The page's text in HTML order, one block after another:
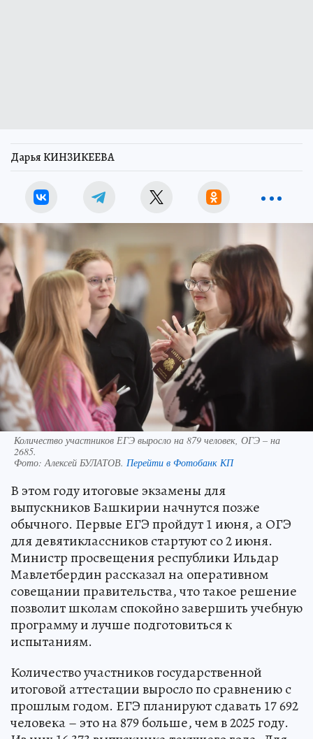
Дарья КИНЗИКЕЕВА
Количество участников ЕГЭ выросло на 879 человек, ОГЭ – на
2685.
Фото:Алексей БУЛАТОВ. Перейти в Фотобанк КП
В этом году итоговые экзамены для
выпускников Башкирии начнутся позже
обычного. Первые ЕГЭ пройдут 1 июня, а ОГЭ
для девятиклассников стартуют со 2 июня.
Министр просвещения республики Ильдар
Мавлетбердин рассказал на оперативном
совещании правительства, что такое решение
позволит школам спокойно завершить учебную
программу и лучше подготовиться к
испытаниям.
Количество участников государственной
итоговой аттестации выросло по сравнению с
прошлым годом. ЕГЭ планируют сдавать 17 692
человека – это на 879 больше, чем в 2025 году.